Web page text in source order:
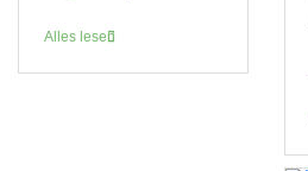
Alles lesen